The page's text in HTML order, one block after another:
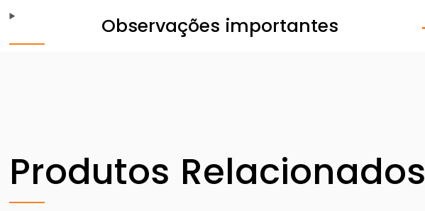
Observações importantes
Produtos Relacionados